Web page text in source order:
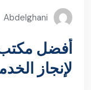
Abdelghani
أفضل
لإنجاز